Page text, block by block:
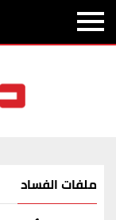
ملفات الفساد